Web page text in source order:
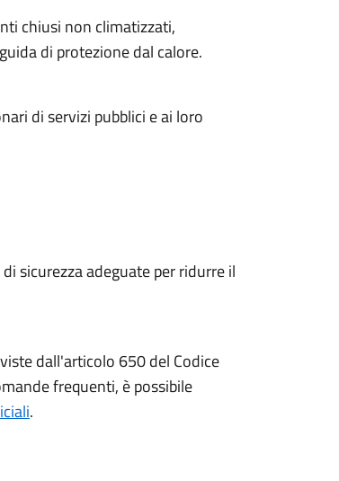
chiusi non climatizzati,
di protezione dal calore.
di servizi pubblici e ai loro
sicurezza adeguate per ridurre il
dall'articolo 650 del Codice
frequenti, è possibile
.